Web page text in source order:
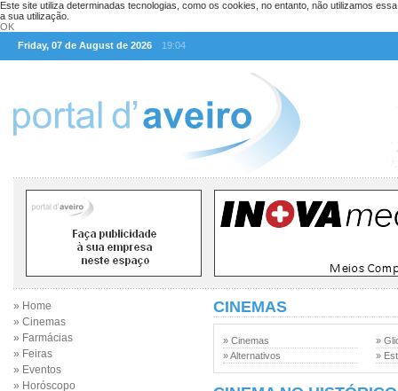
Este site utiliza determinadas tecnologias, como os cookies, no entanto, não utilizamos
a sua utilização.
OK
Friday, 07 de August de 2026
19:04
» Home
» Cinemas
» Farmácias
» Feiras
» Eventos
» Horóscopo
CINEMAS
» Cinemas
» Alternativos
»
»